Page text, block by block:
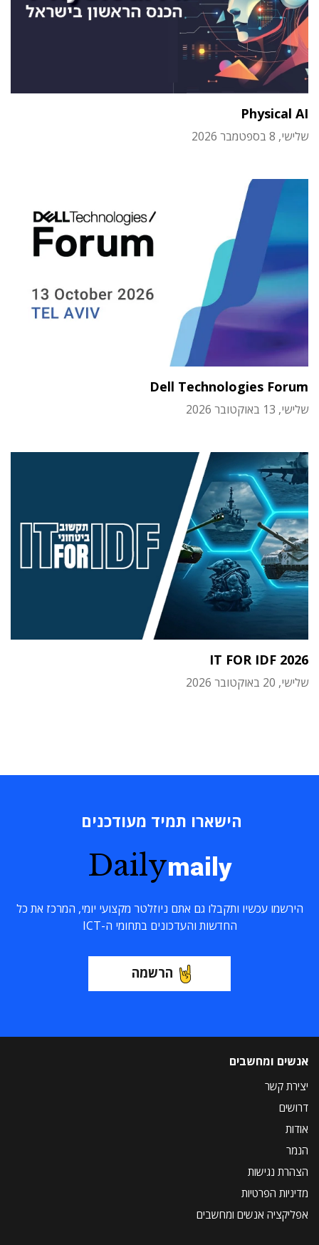
Physical AI
שלישי, 8 בספטמבר 2026
Dell Technologies Forum
שלישי, 13 באוקטובר 2026
IT FOR IDF 2026
שלישי, 20 באוקטובר 2026
הישארו תמיד מעודכנים
Dailymaily
הירשמו עכשיו ותקבלו גם אתם ניוזלטר מקצועי יומי, המרכז את כל
החדשות והעדכונים בתחומי ה-ICT
הרשמה
אנשים ומחשבים
יצירת קשר
דרושים
אודות
הנמר
הצהרת נגישות
מדיניות הפרטיות
אפליקציה אנשים ומחשבים